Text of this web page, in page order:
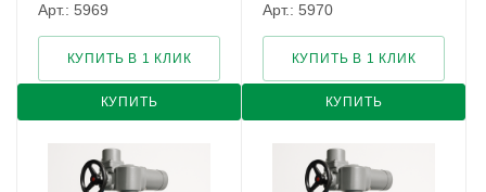
Арт.: 5969
КУПИТЬ
КУПИТЬ В 1 КЛИК
Арт.: 5970
КУПИТЬ
КУПИТЬ В 1 КЛИК